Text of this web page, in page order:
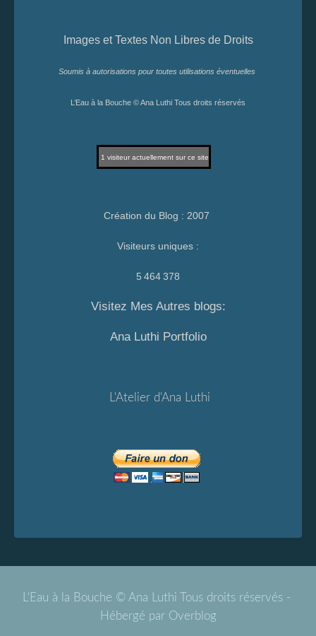
Images et Textes Non Libres de Droits
Soumis à autorisations pour toutes utilisations éventuelles
L’Eau à la Bouche © Ana Luthi Tous droits réservés
1 visiteur actuellement sur ce site
Création du Blog : 2007
Visiteurs uniques :
5 464 378
Visitez Mes Autres blogs:
Ana Luthi Portfolio
L'Atelier d'Ana Luthi
L'Eau à la Bouche © Ana Luthi Tous droits réservés -
Hébergé par Overblog